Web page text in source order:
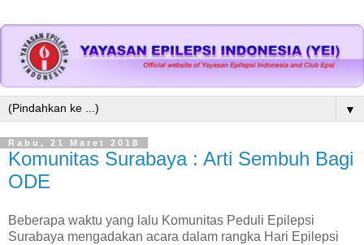
▼
Rabu, 21 Maret 2018
Komunitas Surabaya : Arti Sembuh Bagi
ODE
Beberapa waktu yang lalu Komunitas Peduli Epilepsi
Surabaya mengadakan acara dalam rangka Hari Epilepsi